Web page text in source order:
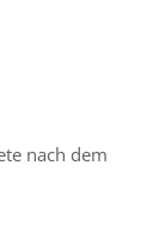
nach dem